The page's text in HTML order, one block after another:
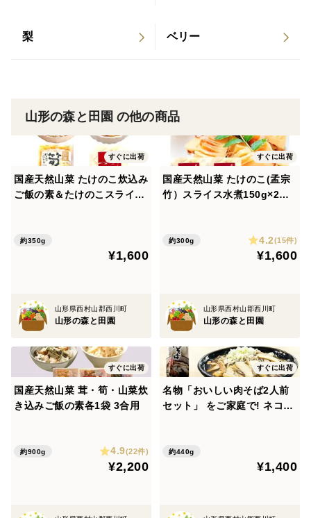
梨 ベリー
山形の森と田園 の他の商品
すぐに出荷
国産天然山菜 たけのこ炊込み
ご飯の素＆たけのこスライス
約350g
¥1,600
山形県西村山郡西川町
山形の森と田園
すぐに出荷
国産天然山菜 たけのこ(孟宗
竹）スライス水煮150g×2袋
約300g 4.2(15件)
¥1,600
山形県西村山郡西川町
山形の森と田園
すぐに出荷
国産天然山菜 茸・筍・山菜炊
き込みご飯の素各1袋 3合用
約900g 4.9(22件)
¥2,200
すぐに出荷
名物「おいしい肉そば2人前
セット」 をご家庭で! ネコポ
約440g
¥1,400